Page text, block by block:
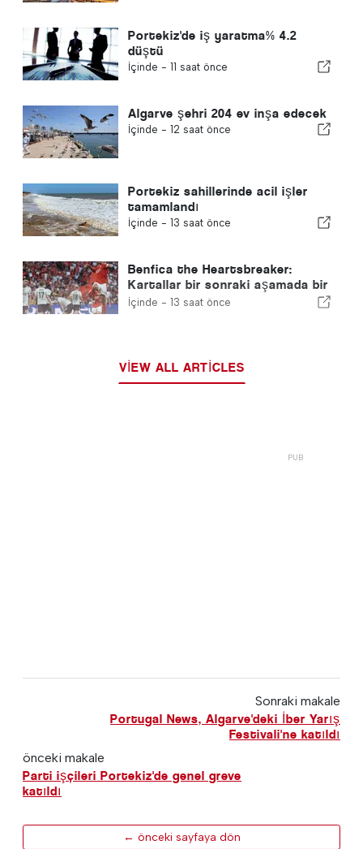
Portekiz'de iş yaratma% 4.2
düştü
İçinde - 11 saat önce
Algarve şehri 204 ev inşa edecek
İçinde - 12 saat önce
Portekiz sahillerinde acil işler
tamamlandı
İçinde - 13 saat önce
Benfica the Heartsbreaker:
Kartallar bir sonraki aşamada bir
ayağıyla Edinburgh'a gidiyor
İçinde - 13 saat önce
VIEW ALL ARTICLES
Sonraki makale
Portugal News, Algarve'deki İber Yarış
Festivali'ne katıldı
önceki makale
Parti işçileri Portekiz'de genel greve
katıldı
← önceki sayfaya dön